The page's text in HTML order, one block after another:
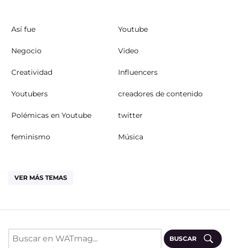
Así fue Youtube
Negocio Video
Creatividad Influencers
Youtubers creadores de contenido
Polémicas en Youtube twitter
feminismo Música
VER MÁS TEMAS
BUSCAR